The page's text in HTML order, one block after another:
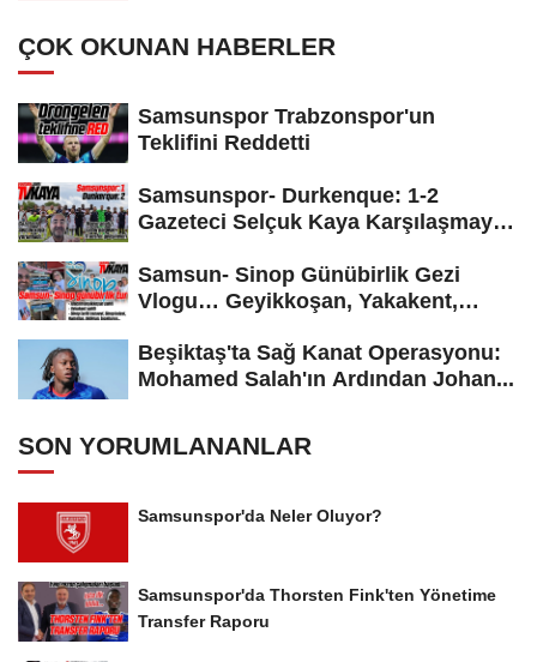
ÇOK OKUNAN HABERLER
Samsunspor Trabzonspor'un
Teklifini Reddetti
Samsunspor- Durkenque: 1-2
Gazeteci Selçuk Kaya Karşılaşmayı
Samsun- Sinop Günübirlik Gezi
Vlogu… Geyikkoşan, Yakakent,
Beşiktaş'ta Sağ Kanat Operasyonu:
Mohamed Salah'ın Ardından Johan...
SON YORUMLANANLAR
Samsunspor'da Neler Oluyor?
Samsunspor'da Thorsten Fink'ten Yönetime
Transfer Raporu